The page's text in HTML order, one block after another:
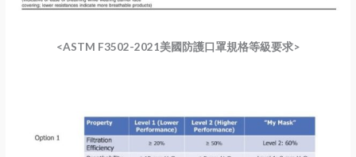
<ASTM F3502-2021美國防護口罩規格等級要求>